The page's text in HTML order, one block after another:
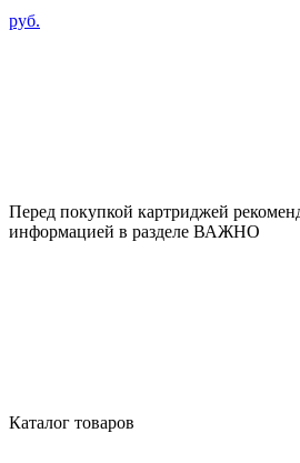
руб.
Перед покупкой картриджей
информацией в разделе ВАЖНО
Каталог товаров